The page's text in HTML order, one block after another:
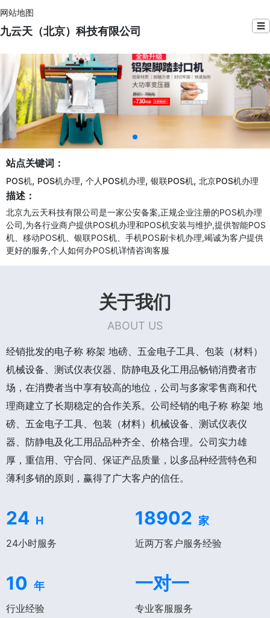
网站地图
九云天（北京）科技有限公司 ☰
站点关键词：
POS机, POS机办理, 个人POS机办理, 银联POS机, 北京POS机办理
描述：
北京九云天科技有限公司是一家公安备案,正规企业注册的POS机办理
公司,为各行业商户提供POS机办理和POS机安装与维护,提供智能POS
机、移动POS机、银联POS机、手机POS刷卡机办理,竭诚为客户提供
更好的服务,个人如何办POS机详情咨询客服
关于我们
ABOUT US
经销批发的电子称 称架 地磅、五金电子工具、包装（材料）
机械设备、测试仪表仪器、防静电及化工用品畅销消费者市
场，在消费者当中享有较高的地位，公司与多家零售商和代
理商建立了长期稳定的合作关系。公司经销的电子称 称架 地
磅、五金电子工具、包装（材料）机械设备、测试仪表仪
器、防静电及化工用品品种齐全、价格合理。公司实力雄
厚，重信用、守合同、保证产品质量，以多品种经营特色和
薄利多销的原则，赢得了广大客户的信任。
24 H
24小时服务
18902 家
近两万客户服务经验
10 年
行业经验
一对一
专业客服服务